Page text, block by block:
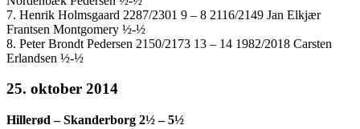
7. Henrik Holmsgaard 2287/2301 9 – 8 2116/2149 Jan Elkjær
Frantsen Montgomery ½-½
8. Peter Brondt Pedersen 2150/2173 13 – 14 1982/2018 Carsten
Erlandsen ½-½
25. oktober 2014
Hillerød – Skanderborg 2½ – 5½